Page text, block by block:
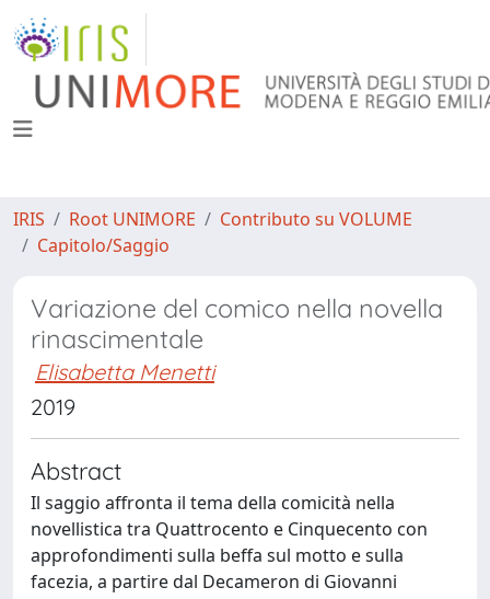
IRIS Root UNIMORE
Contributo su VOLUME
Capitolo/Saggio
Variazione del comico nella novella
rinascimentale
Elisabetta Menetti
2019
Abstract
Il saggio affronta il tema della comicità nella
novellistica tra Quattrocento e Cinquecento con
approfondimenti sulla beffa sul motto e sulla
facezia, a partire dal Decameron di Giovanni